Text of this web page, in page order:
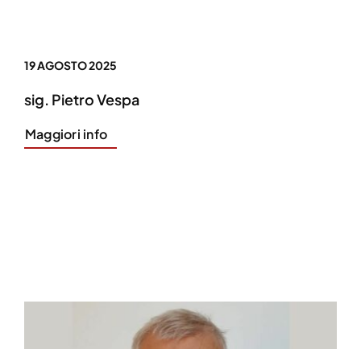
19 AGOSTO 2025
sig. Pietro Vespa
Maggiori info